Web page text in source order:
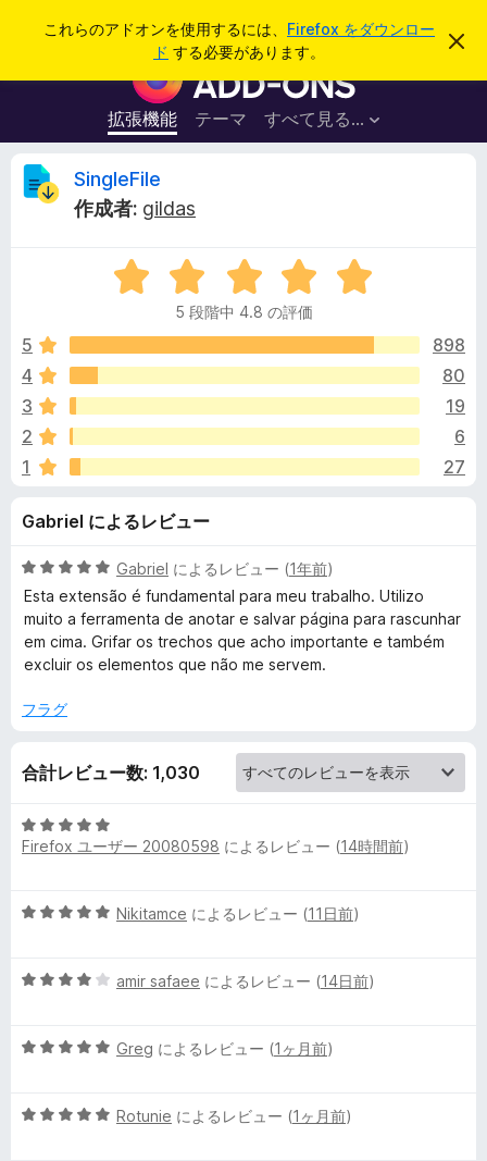
これらのアドオンを使用するには、 Firefox をダウンロー
ド する必要があります。
こ
を
F
i
r
e
ラ
ウ
ザ
ー
ド
オ
ン
拡張機能 テーマ すべて見る...
ログイン
S
g
l
e
F
i
l
e
レ
ビ
ュ
ー
SingleFile
作成者: gildas
5
段
中
.
の
価
5 段階中 4.8 の評価
5
898
4
80
3
19
2
6
1
27
Gabriel によるレビュー
5
段
階
中
5
評
Gabriel によるレビュー (1年前)
Esta extensão é fundamental para meu trabalho. Utilizo
muito a ferramenta de anotar e salvar página para rascunhar
em cima. Grifar os trechos que acho importante e também
excluir os elementos que não me servem.
フラグ
合計レビュー数: 1,030
5
段
5
価
Firefox ユーザー 20080598 によるレビュー (14時間前)
5
中
評
Nikitamce によるレビュー (11日前)
5
中
評
amir safaee によるレビュー (14日前)
5
中
Greg によるレビュー (1ヶ月前)
5
Rotunie によるレビュー (1ヶ月前)